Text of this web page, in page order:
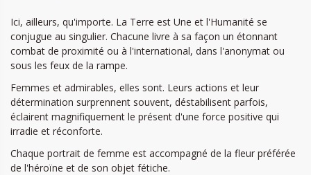
Ici, ailleurs, qu'importe. La Terre est Une et l'Humanité se
conjugue au singulier. Chacune livre à sa façon un étonnant
combat de proximité ou à l'international, dans l'anonymat ou
sous les feux de la rampe.
Femmes et admirables, elles sont. Leurs actions et leur
détermination surprennent souvent, déstabilisent parfois,
éclairent magnifiquement le présent d'une force positive qui
irradie et réconforte.
Chaque portrait de femme est accompagné de la fleur préférée
de l'héroïne et de son objet fétiche.